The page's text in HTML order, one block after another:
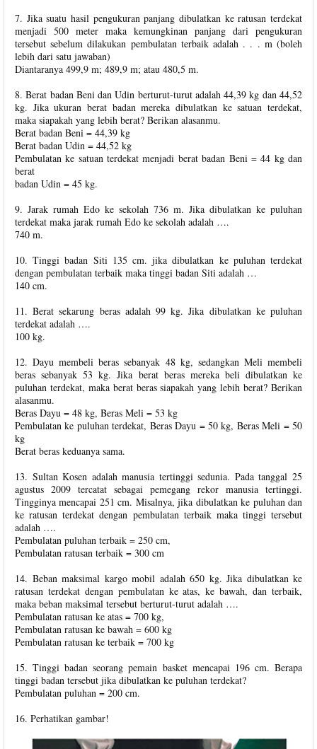
7. Jika suatu hasil pengukuran panjang dibulatkan ke ratusan terdekat
menjadi 500 meter maka kemungkinan panjang dari pengukuran
tersebut sebelum dilakukan pembulatan terbaik adalah . . . m (boleh
lebih dari satu jawaban)
Diantaranya 499,9 m; 489,9 m; atau 480,5 m.
8. Berat badan Beni dan Udin berturut-turut adalah 44,39 kg dan 44,52
kg. Jika ukuran berat badan mereka dibulatkan ke satuan terdekat,
maka siapakah yang lebih berat? Berikan alasanmu.
Berat badan Beni = 44,39 kg
Berat badan Udin = 44,52 kg
Pembulatan ke satuan terdekat menjadi berat badan Beni = 44 kg dan
berat
badan Udin = 45 kg.
9. Jarak rumah Edo ke sekolah 736 m. Jika dibulatkan ke puluhan
terdekat maka jarak rumah Edo ke sekolah adalah ….
740 m.
10. Tinggi badan Siti 135 cm. jika dibulatkan ke puluhan terdekat
dengan pembulatan terbaik maka tinggi badan Siti adalah …
140 cm.
11. Berat sekarung beras adalah 99 kg. Jika dibulatkan ke puluhan
terdekat adalah ….
100 kg.
12. Dayu membeli beras sebanyak 48 kg, sedangkan Meli membeli
beras sebanyak 53 kg. Jika berat beras mereka beli dibulatkan ke
puluhan terdekat, maka berat beras siapakah yang lebih berat? Berikan
alasanmu.
Beras Dayu = 48 kg, Beras Meli = 53 kg
Pembulatan ke puluhan terdekat, Beras Dayu = 50 kg, Beras Meli = 50
kg
Berat beras keduanya sama.
13. Sultan Kosen adalah manusia tertinggi sedunia. Pada tanggal 25
agustus 2009 tercatat sebagai pemegang rekor manusia tertinggi.
Tingginya mencapai 251 cm. Misalnya, jika dibulatkan ke puluhan dan
ke ratusan terdekat dengan pembulatan terbaik maka tinggi tersebut
adalah ….
Pembulatan puluhan terbaik = 250 cm,
Pembulatan ratusan terbaik = 300 cm
14. Beban maksimal kargo mobil adalah 650 kg. Jika dibulatkan ke
ratusan terdekat dengan pembulatan ke atas, ke bawah, dan terbaik,
maka beban maksimal tersebut berturut-turut adalah ….
Pembulatan ratusan ke atas = 700 kg,
Pembulatan ratusan ke bawah = 600 kg
Pembulatan ratusan ke terbaik = 700 kg
15. Tinggi badan seorang pemain basket mencapai 196 cm. Berapa
tinggi badan tersebut jika dibulatkan ke puluhan terdekat?
Pembulatan puluhan = 200 cm.
16. Perhatikan gambar!